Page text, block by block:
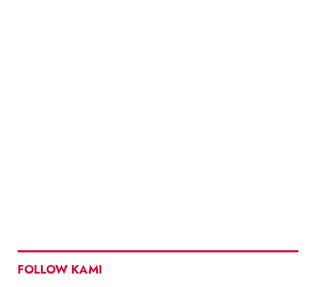
FOLLOW KAMI